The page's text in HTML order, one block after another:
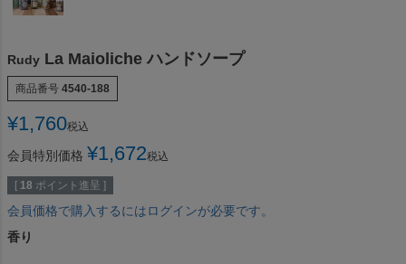
Rudy La Maioliche ハンドソープ
商品番号 4540-188
¥1,760税込
会員特別価格 ¥1,672税込
[ 18 ポイント進呈 ]
会員価格で購入するにはログインが必要です。
香り